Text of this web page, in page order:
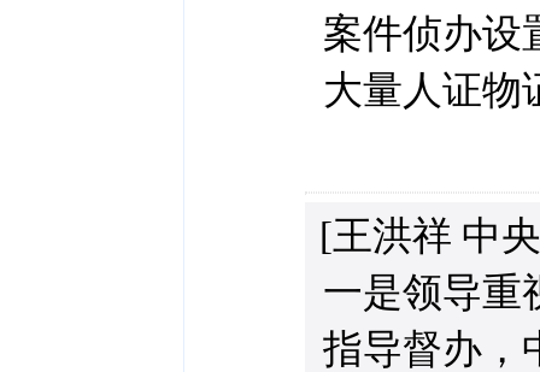
案件侦办设
大量人证物
[王洪祥 中
一是领导重
指导督办，